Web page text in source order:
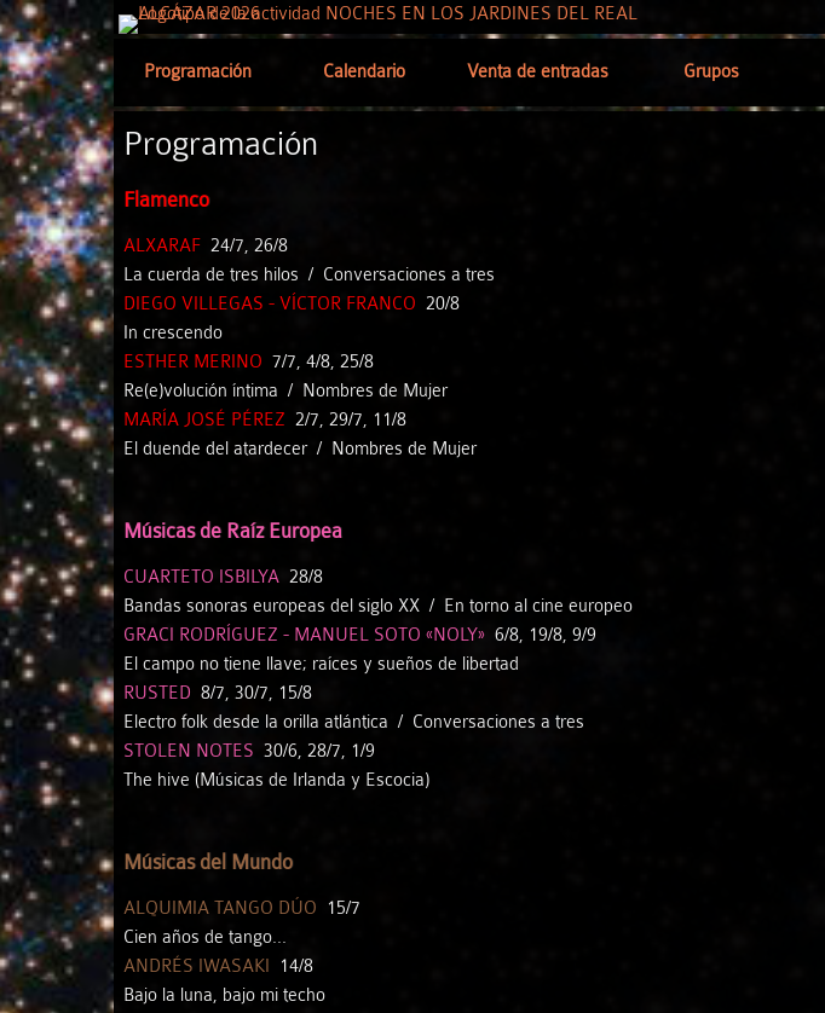
Programación Calendario Venta de entradas Grupos
Programación
Flamenco
ALXARAF 24/7, 26/8
La cuerda de tres hilos / Conversaciones a tres
DIEGO VILLEGAS - VÍCTOR FRANCO 20/8
In crescendo
ESTHER MERINO 7/7, 4/8, 25/8
Re(e)volución íntima / Nombres de Mujer
MARÍA JOSÉ PÉREZ 2/7, 29/7, 11/8
El duende del atardecer / Nombres de Mujer
Músicas de Raíz Europea
CUARTETO ISBILYA 28/8
Bandas sonoras europeas del siglo XX / En torno al cine europeo
GRACI RODRÍGUEZ - MANUEL SOTO «NOLY» 6/8, 19/8, 9/9
El campo no tiene llave; raíces y sueños de libertad
RUSTED 8/7, 30/7, 15/8
Electro folk desde la orilla atlántica / Conversaciones a tres
STOLEN NOTES 30/6, 28/7, 1/9
The hive (Músicas de Irlanda y Escocia)
Músicas del Mundo
ALQUIMIA TANGO DÚO 15/7
Cien años de tango...
ANDRÉS IWASAKI
14/8
Bajo la luna, bajo mi techo